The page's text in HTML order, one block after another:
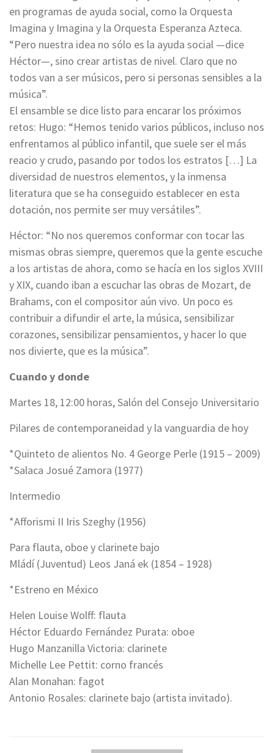
en programas de ayuda social, como la Orquesta
Imagina y Imagina y la Orquesta Esperanza Azteca.
“Pero nuestra idea no sólo es la ayuda social —dice
Héctor—, sino crear artistas de nivel. Claro que no
todos van a ser músicos, pero si personas sensibles a la
música”.
El ensamble se dice listo para encarar los próximos
retos: Hugo: “Hemos tenido varios públicos, incluso nos
enfrentamos al público infantil, que suele ser el más
reacio y crudo, pasando por todos los estratos […] La
diversidad de nuestros elementos, y la inmensa
literatura que se ha conseguido establecer en esta
dotación, nos permite ser muy versátiles”.
Héctor: “No nos queremos conformar con tocar las
mismas obras siempre, queremos que la gente escuche
a los artistas de ahora, como se hacía en los siglos XVIII
y XIX, cuando iban a escuchar las obras de Mozart, de
Brahams, con el compositor aún vivo. Un poco es
contribuir a difundir el arte, la música, sensibilizar
corazones, sensibilizar pensamientos, y hacer lo que
nos divierte, que es la música”.
Cuando y donde
Martes 18, 12:00 horas, Salón del Consejo Universitario
Pilares de contemporaneidad y la vanguardia de hoy
*Quinteto de alientos No. 4 George Perle (1915 – 2009)
*Salaca Josué Zamora (1977)
Intermedio
*Afforismi II Iris Szeghy (1956)
Para flauta, oboe y clarinete bajo
Mládí (Juventud) Leos Janá ek (1854 – 1928)
*Estreno en México
Helen Louise Wolff: flauta
Héctor Eduardo Fernández Purata: oboe
Hugo Manzanilla Victoria: clarinete
Michelle Lee Pettit: corno francés
Alan Monahan: fagot
Antonio Rosales: clarinete bajo (artista invitado).